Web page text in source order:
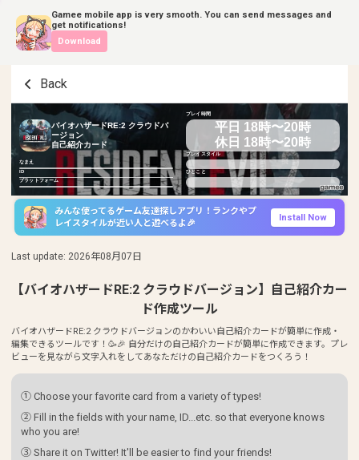
Gamee mobile app is very smooth. You can send messages and
get notifications!
Download
Back
バイオハザードRE:2 クラウドバ
ージョン
自己紹介カード
なまえ
ID
プラットフォーム
プレイ時間
平日 18時〜20時
休日 18時〜20時
プレイスタイル
ひとこと
みんな使ってるゲーム友達探しアプリ！ランクやプ
レイスタイルが近い人と遊べるよ🎉
Install Now
Last update: 2026年08月07日
【バイオハザードRE:2 クラウドバージョン】自己紹介カー
ド作成ツール
バイオハザードRE:2 クラウドバージョンのかわいい自己紹介カードが簡単に作成・
編集できるツールです！🥳🎉 自分だけの自己紹介カードが簡単に作成できます。プレ
ビューを見ながら文字入れをしてあなただけの自己紹介カードをつくろう！
① Choose your favorite card from a variety of types!
② Fill in the fields with your name, ID...etc. so that everyone knows
who you are!
③ Share it on Twitter! It'll be easier to find your friends!